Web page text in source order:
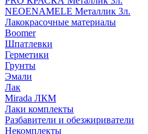
NEOENAMELE Металлик 3л.
Лакокрасочные материалы
Boomer
Шпатлевки
Герметики
Грунты
Эмали
Лак
Mirada ЛКМ
Лаки комплекты
Разбавители и обезжириватели
Некомплекты